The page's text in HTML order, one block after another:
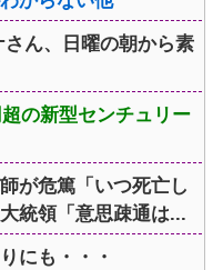
さん、日曜の朝から素
の新型センチュリー
が危篤「いつ死亡し
統領「意思疎通は...
にも・・・